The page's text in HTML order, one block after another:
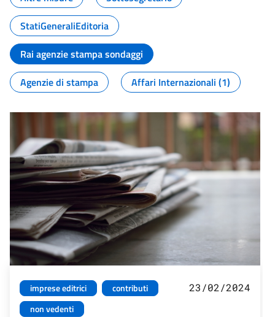
StatiGeneraliEditoria
Rai agenzie stampa sondaggi
Agenzie di stampa
Affari Internazionali (1)
imprese editrici
contributi
non vedenti
23/02/2024